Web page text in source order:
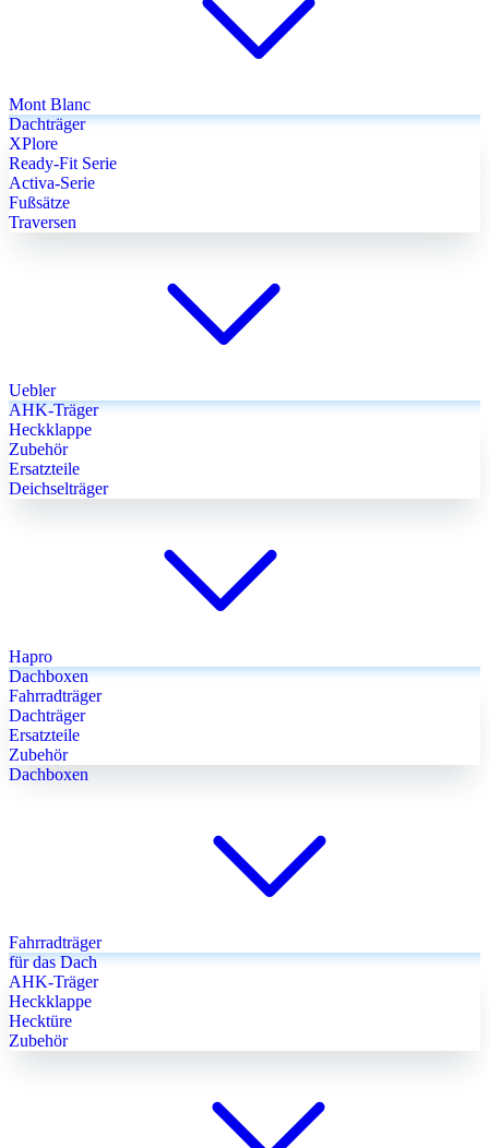
Mont Blanc
Dachträger
XPlore
Ready-Fit Serie
Activa-Serie
Fußsätze
Traversen
Uebler
AHK-Träger
Heckklappe
Zubehör
Ersatzteile
Deichselträger
Hapro
Dachboxen
Fahrradträger
Dachträger
Ersatzteile
Zubehör
Dachboxen
Fahrradträger
für das Dach
AHK-Träger
Heckklappe
Hecktüre
Zubehör